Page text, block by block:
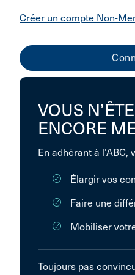
Créer un compte Non-
VOUS
ENCORE
En adhérant à l’ABC,
Élargir vos
Faire une
Mobiliser
Toujours pas